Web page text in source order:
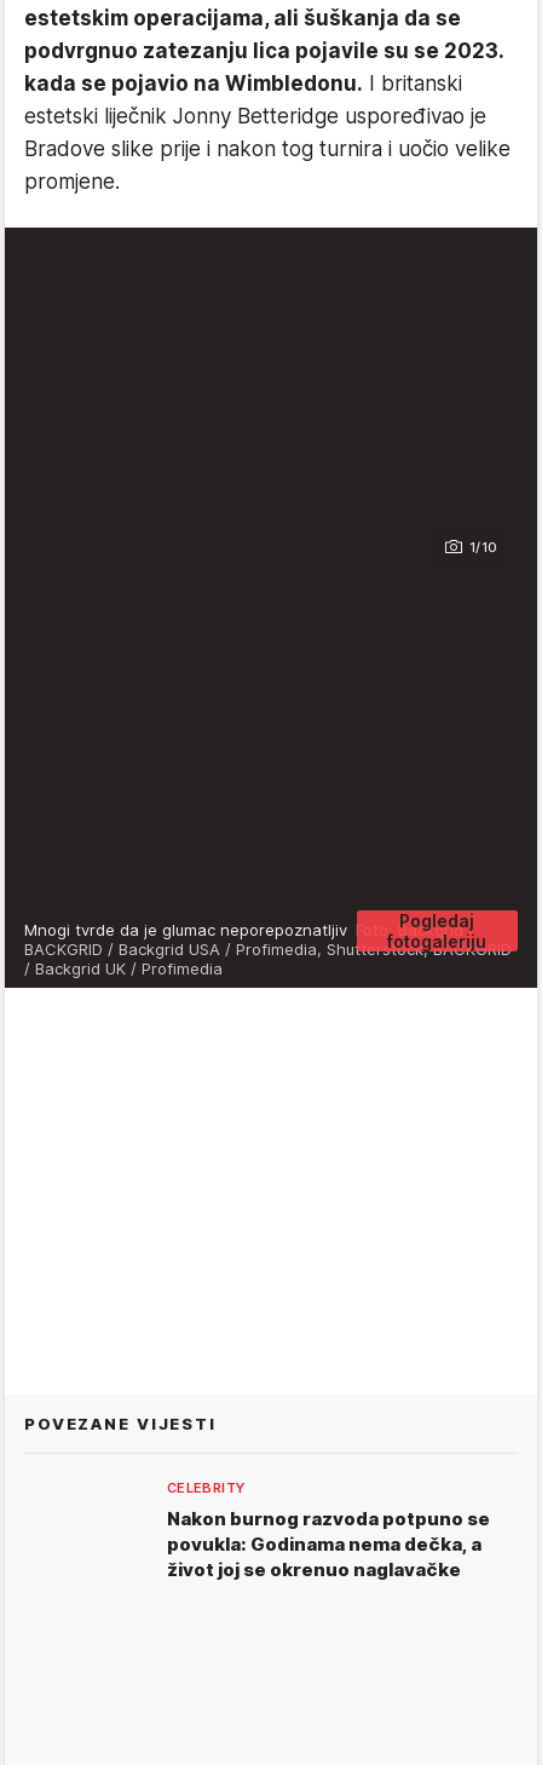
estetskim operacijama, ali šuškanja da se
podvrgnuo zatezanju lica pojavile su se 2023.
kada se pojavio na Wimbledonu. I britanski
estetski liječnik Jonny Betteridge uspoređivao je
Bradove slike prije i nakon tog turnira i uočio velike
promjene.
1/10
Pogledaj
fotogaleriju
Mnogi tvrde da je glumac neporepoznatljiv Foto: Backgrid /
BACKGRID / Backgrid USA / Profimedia, Shutterstock, BACKGRID
/ Backgrid UK / Profimedia
POVEZANE VIJESTI
CELEBRITY
Nakon burnog razvoda potpuno se
povukla: Godinama nema dečka, a
život joj se okrenuo naglavačke